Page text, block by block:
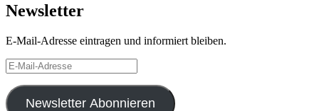
Newsletter
E-Mail-Adresse eintragen und informiert bleiben.
E-
Mail-
Adresse
Newsletter Abonnieren